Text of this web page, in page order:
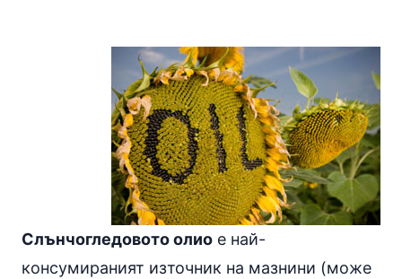
Слънчогледовото олио е най-
консумираният източник на мазнини (може